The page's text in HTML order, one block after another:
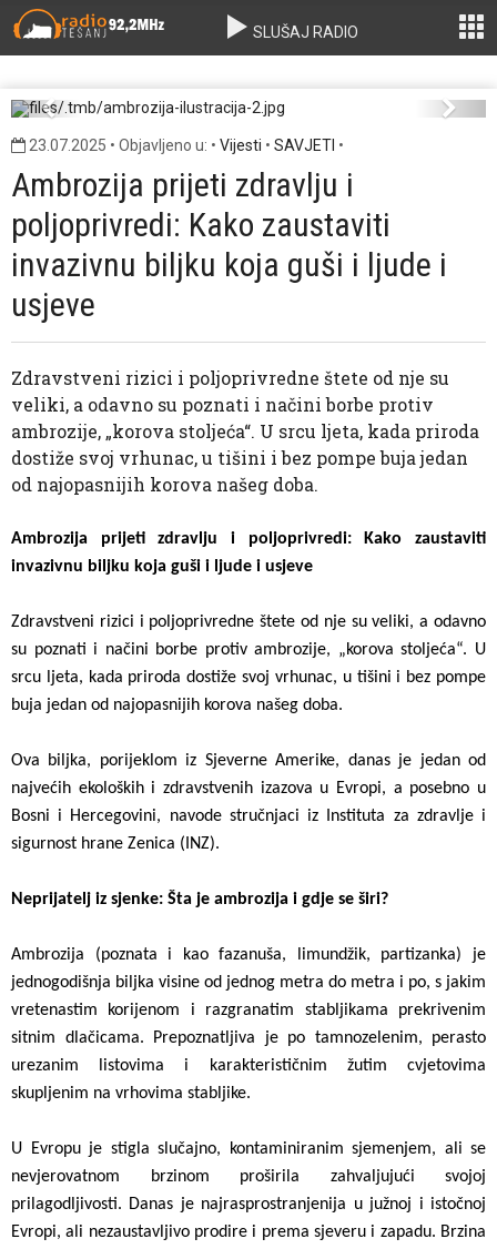
SLUŠAJ RADIO
Previous Next
23.07.2025 • Objavljeno u: • Vijesti • SAVJETI •
Ambrozija prijeti zdravlju i
poljoprivredi: Kako zaustaviti
invazivnu biljku koja guši i ljude i
usjeve
Zdravstveni rizici i poljoprivredne štete od nje su
veliki, a odavno su poznati i načini borbe protiv
ambrozije, „korova stoljeća“. U srcu ljeta, kada priroda
dostiže svoj vrhunac, u tišini i bez pompe buja jedan
od najopasnijih korova našeg doba.
Ambrozija prijeti zdravlju i poljoprivredi: Kako zaustaviti
invazivnu biljku koja guši i ljude i usjeve
Zdravstveni rizici i poljoprivredne štete od nje su veliki, a odavno
su poznati i načini borbe protiv ambrozije, „korova stoljeća“. U
srcu ljeta, kada priroda dostiže svoj vrhunac, u tišini i bez pompe
buja jedan od najopasnijih korova našeg doba.
Ova biljka, porijeklom iz Sjeverne Amerike, danas je jedan od
najvećih ekoloških i zdravstvenih izazova u Evropi, a posebno u
Bosni i Hercegovini, navode stručnjaci iz Instituta za zdravlje i
sigurnost hrane Zenica (INZ).
Neprijatelj iz sjenke: Šta je ambrozija i gdje se širi?
Ambrozija (poznata i kao fazanuša, limundžik, partizanka) je
jednogodišnja biljka visine od jednog metra do metra i po, s jakim
vretenastim korijenom i razgranatim stabljikama prekrivenim
sitnim dlačicama. Prepoznatljiva je po tamnozelenim, perasto
urezanim listovima i karakterističnim žutim cvjetovima
skupljenim na vrhovima stabljike.
U Evropu je stigla slučajno, kontaminiranim sjemenjem, ali se
nevjerovatnom brzinom proširila zahvaljujući svojoj
prilagodljivosti. Danas je najrasprostranjenija u južnoj i istočnoj
Evropi, ali nezaustavljivo prodire i prema sjeveru i zapadu. Brzina